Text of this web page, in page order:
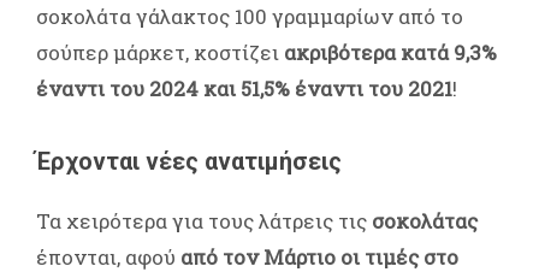
σοκολάτα γάλακτος 100 γραμμαρίων από το
σούπερ μάρκετ, κοστίζει ακριβότερα κατά 9,3%
έναντι του 2024 και 51,5% έναντι του 2021!
Έρχονται νέες ανατιμήσεις
Τα χειρότερα για τους λάτρεις τις σοκολάτας
έπονται, αφού από τον Μάρτιο οι τιμές στο